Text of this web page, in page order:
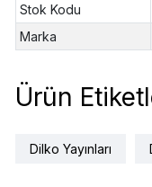
Stok Kodu
Marka
Ürün
Dilko Yayınları